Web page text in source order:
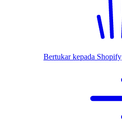
Bertukar kepada Shopify